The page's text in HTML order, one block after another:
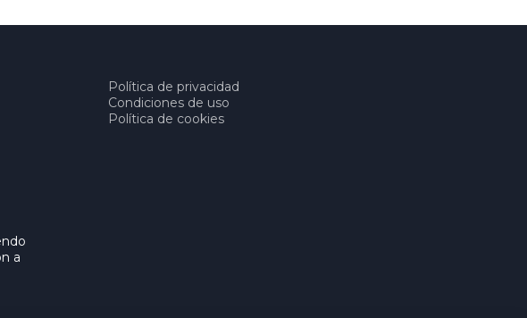
a
Política de privacidad
Condiciones de uso
Política de cookies